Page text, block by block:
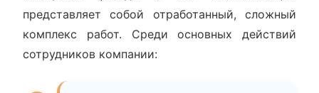
представляет собой отработанный, сложный
комплекс работ. Среди основных действий
сотрудников компании: